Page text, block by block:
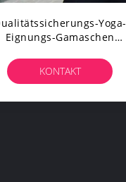
Yoga-
Eignungs-Gamaschen
Kleidung
KONTAKT